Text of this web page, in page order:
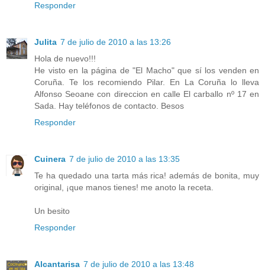
Responder
Julita 7 de julio de 2010 a las 13:26
Hola de nuevo!!!
He visto en la página de "El Macho" que sí los venden en
Coruña. Te los recomiendo Pilar. En La Coruña lo lleva
Alfonso Seoane con direccion en calle El carballo nº 17 en
Sada. Hay teléfonos de contacto. Besos
Responder
Cuinera 7 de julio de 2010 a las 13:35
Te ha quedado una tarta más rica! además de bonita, muy
original, ¡que manos tienes! me anoto la receta.
Un besito
Responder
Alcantarisa 7 de julio de 2010 a las 13:48